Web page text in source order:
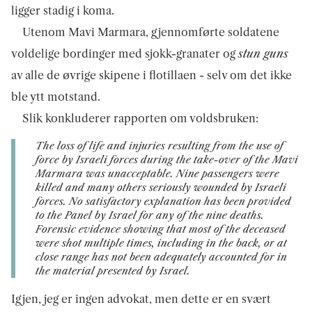
ligger stadig i koma.
Utenom Mavi Marmara, gjennomførte soldatene
voldelige bordinger med sjokk-granater ogstun guns
av alle de øvrige skipene i flotillaen - selv om det ikke
ble ytt motstand.
Slik konkluderer rapporten om voldsbruken:
The loss of life and injuries resulting from the use of
force by Israeli forces during the take-over of the Mavi
Marmara was unacceptable. Nine passengers were
killed and many others seriously wounded by Israeli
forces. No satisfactory explanation has been provided
to the Panel by Israel for any of the nine deaths.
Forensic evidence showing that most of the deceased
were shot multiple times, including in the back, or at
close range has not been adequately accounted for in
the material presented by Israel.
Igjen, jeg er ingen advokat, men dette er en svært